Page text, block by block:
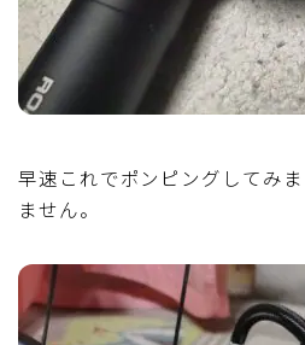
早速これでポンピングしてみ
ません。